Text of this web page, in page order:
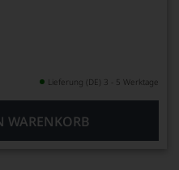
Lieferung (DE) 3 - 5 Werktage
WARENKORB